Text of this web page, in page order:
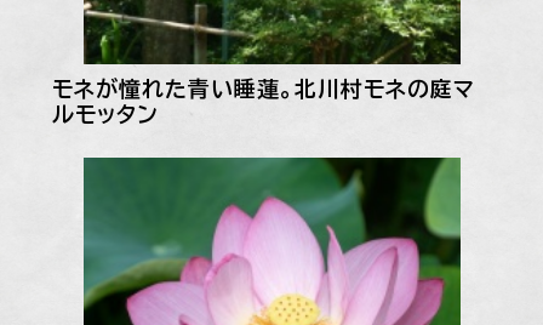
モネが憧れた青い睡蓮。北川村モネの庭マ
ルモッタン